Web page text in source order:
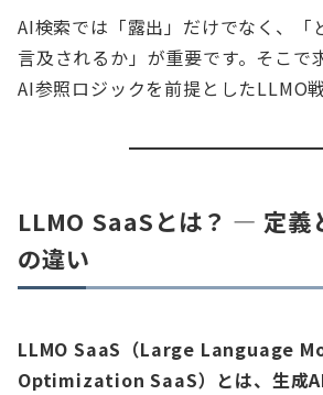
AI検索では「露出」だけでなく、「
言及されるか」が重要です。そこで
AI参照ロジックを前提としたLLMO
LLMO SaaSとは？ — 定義
の違い
LLMO SaaS（Large Language
Optimization SaaS）とは、生成